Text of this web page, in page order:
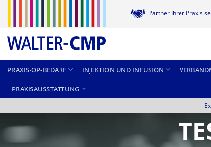
springen
Partner Ihrer Praxis
PRAXIS-OP-BEDARF INJEKTION UND INFUSION
PRAXISAUSSTATTUNG